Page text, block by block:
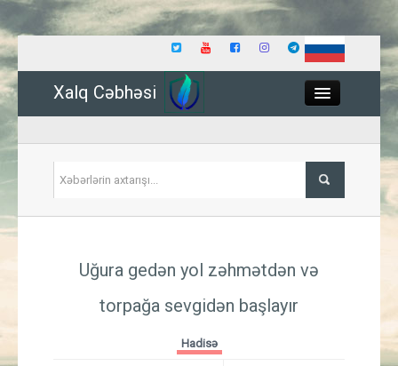
Xalq Cəbhəsi
İqtisadiyyat
Uğura gedən yol zəhmətdən və
torpağa sevgidən başlayır
Hadisə